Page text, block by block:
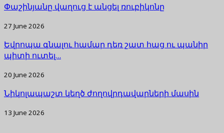
Փաշինյանը վաղուց է անցել ռուբիկոնը
27 June 2026
Եվրոպա գնալու համար դեռ շատ հաց ու պանիր
պիտի ուտել…
20 June 2026
Նիկոլապաշտ կեղծ ժողովրդավարների մասին
13 June 2026